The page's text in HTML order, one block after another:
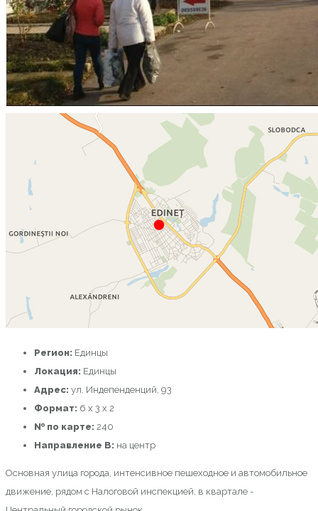
Регион: Единцы
Локация: Единцы
Адрес: ул. Индепенденций, 93
Формат: 6 х 3 x 2
№ по карте: 240
Направление B: на центр
Основная улица города, интенсивное пешеходное и автомобильное
движение, рядом с Налоговой инспекцией, в квартале -